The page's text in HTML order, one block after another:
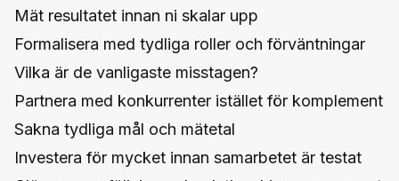
Mät resultatet innan ni skalar upp
Formalisera med tydliga roller och förväntningar
Vilka är de vanligaste misstagen?
Partnera med konkurrenter istället för komplement
Sakna tydliga mål och mätetal
Investera för mycket innan samarbetet är testat